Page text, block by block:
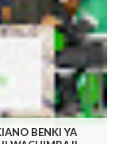
BENKI YA